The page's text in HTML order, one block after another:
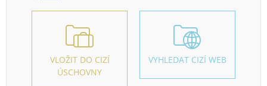
VLOŽIT DO CIZÍ
ÚSCHOVNY
VYHLEDAT CIZÍ WEB